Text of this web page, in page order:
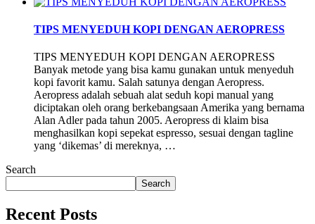
TIPS MENYEDUH KOPI DENGAN AEROPRESS
TIPS MENYEDUH KOPI DENGAN AEROPRESS
Banyak metode yang bisa kamu gunakan untuk menyeduh
kopi favorit kamu. Salah satunya dengan Aeropress.
Aeropress adalah sebuah alat seduh kopi manual yang
diciptakan oleh orang berkebangsaan Amerika yang bernama
Alan Adler pada tahun 2005. Aeropress di klaim bisa
menghasilkan kopi sepekat espresso, sesuai dengan tagline
yang ‘dikemas’ di mereknya, …
Search
Search
Recent Posts